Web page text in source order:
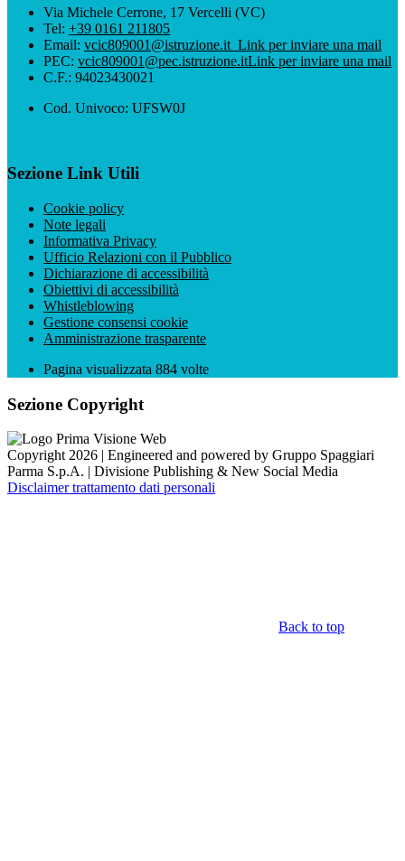
Via Michele Cerrone, 17 Vercelli (VC)
Tel: +39 0161 211805
Email: vcic809001@istruzione.it Link per inviare una mail
PEC: vcic809001@pec.istruzione.itLink per inviare una mail
C.F.: 94023430021
Cod. Univoco: UFSW0J
Sezione Link Utili
Cookie policy
Note legali
Informativa Privacy
Ufficio Relazioni con il Pubblico
Dichiarazione di accessibilità
Obiettivi di accessibilità
Whistleblowing
Gestione consensi cookie
Amministrazione trasparente
Pagina visualizzata 884 volte
Sezione Copyright
Copyright 2026 | Engineered and powered by Gruppo Spaggiari
Parma S.p.A. | Divisione Publishing & New Social Media
Disclaimer trattamento dati personali
Back to top